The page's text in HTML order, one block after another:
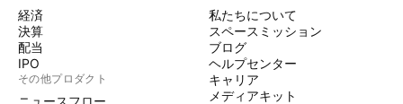
経済
決算
配当
IPO
その他プロダクト
ニュースフロー
私たちについて
スペースミッション
ブログ
ヘルプセンター
キャリア
メディアキット